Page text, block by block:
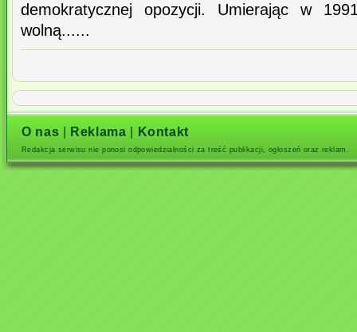
demokratycznej opozycji. Umierając w
wolną......
O nas Reklama Kontakt
Redakcja serwisu nie ponosi odpowiedzialności za treść publikacji, ogłoszeń oraz reklam.